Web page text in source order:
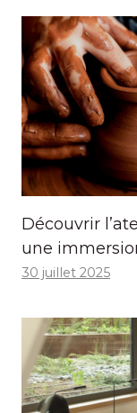
Découvrir
une
30 juillet 2025